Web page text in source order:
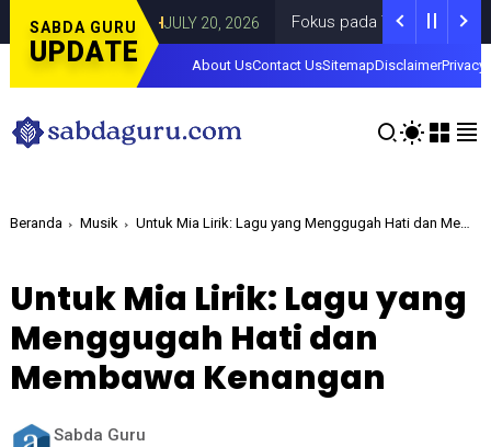
SABDA GURU
UPDATE
DAERAH JULY 20, 2026 Fokus pada Tantangan Akun Tiruan
About UsContact UsSitemapDisclaimerPrivacy
Beranda Musik Untuk Mia Lirik: Lagu yang Menggugah Hati dan Membawa Kenangan
Untuk Mia Lirik: Lagu yang
Menggugah Hati dan
Membawa Kenangan
Sabda Guru